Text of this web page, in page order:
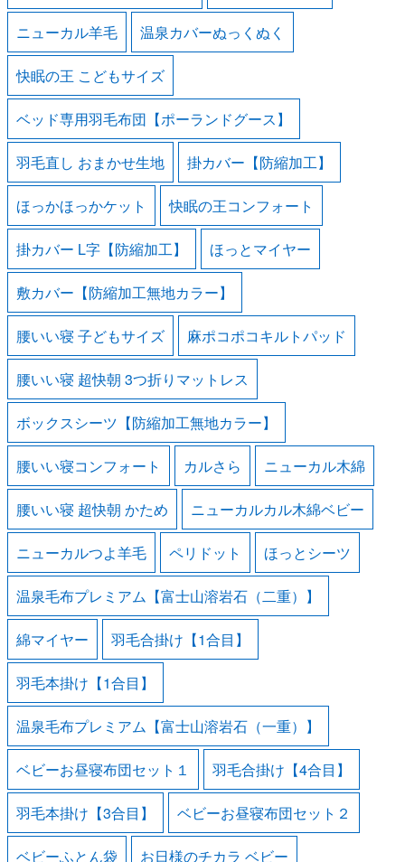
ニューカル羊毛 温泉カバーぬっくぬく
快眠の王 こどもサイズ
ベッド専用羽毛布団【ポーランドグース】
羽毛直し おまかせ生地 掛カバー【防縮加工】
ほっかほっかケット 快眠の王コンフォート
掛カバー L字【防縮加工】 ほっとマイヤー
敷カバー【防縮加工無地カラー】
腰いい寝 子どもサイズ 麻ポコポコキルトパッド
腰いい寝 超快朝 3つ折りマットレス
ボックスシーツ【防縮加工無地カラー】
腰いい寝コンフォート カルさら ニューカル木綿
腰いい寝 超快朝 かため ニューカルカル木綿ベビー
ニューカルつよ羊毛 ペリドット ほっとシーツ
温泉毛布プレミアム【富士山溶岩石（二重）】
綿マイヤー 羽毛合掛け【1合目】
羽毛本掛け【1合目】
温泉毛布プレミアム【富士山溶岩石（一重）】
ベビーお昼寝布団セット１ 羽毛合掛け【4合目】
羽毛本掛け【3合目】 ベビーお昼寝布団セット２
ベビーふとん袋 お日様のチカラ ベビー